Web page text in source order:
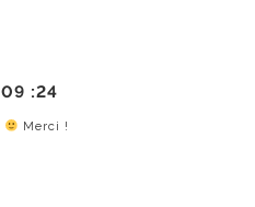
09 :24
Merci !